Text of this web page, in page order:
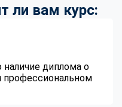
ли вам курс:
наличие диплома о